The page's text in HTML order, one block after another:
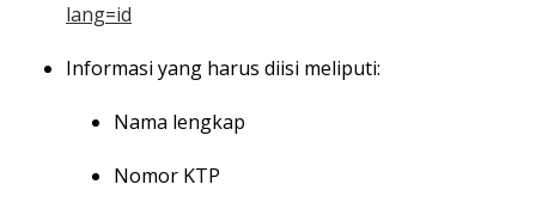
lang=id
Informasi yang harus diisi meliputi:
Nama lengkap
Nomor KTP